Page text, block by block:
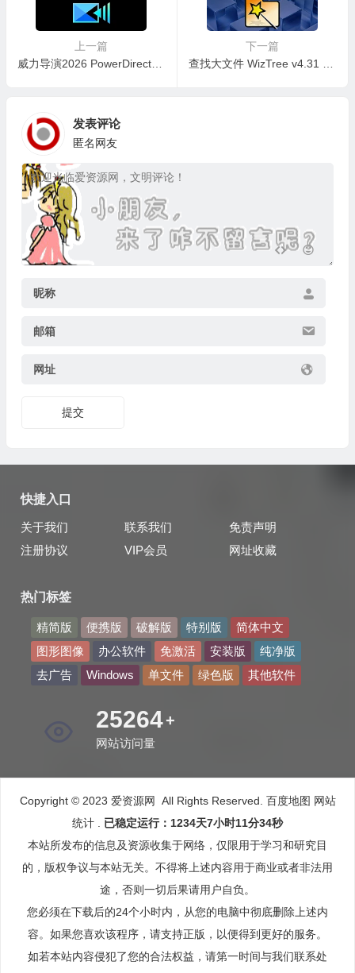
上一篇
威力导演2026 PowerDirector v24.3.1518.0 中文破解旗舰版
下一篇
发表评论
匿名网友
昵称
邮箱
网址
提交
快捷入口
关于我们 联系我们
免责声明
注册协议
VIP会员 网址收藏
热门标签
精简版 便携版 破解版 特别版
简体中文
图形图像
办公软件 免激活 安装版
纯净版
去广告
Windows 单文件 绿色版 其他软件
40941 +
网站访问量
Copyright © 2023 爱资源网 All Rights Reserved. 百度地图 网站
统计
已稳定运行：1234天7小时11分36秒
本站所发布的信息及资源收集于网络，仅限用于学习和研究目
的，版权争议与本站无关。不得将上述内容用于商业或者非法用
途，否则一切后果请用户自负。
您必须在下载后的24个小时内，从您的电脑中彻底删除上述内
容。如果您喜欢该程序，请支持正版，以便得到更好的服务。
如若本站内容侵犯了您的合法权益，请第一时间与我们联系处